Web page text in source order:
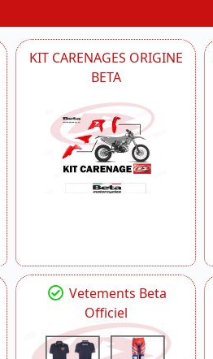
KIT CARENAGES ORIGINE
BETA
Vetements Beta
Officiel